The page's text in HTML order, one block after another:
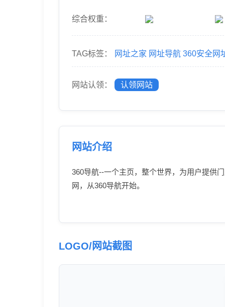
综合权重：
TAG标签： 网址之家 网址导航 360安全网
网站认领： 认领网站
网站介绍
360导航--一个主页，整个世界，为用户提供
网，从360导航开始。
LOGO/网站截图